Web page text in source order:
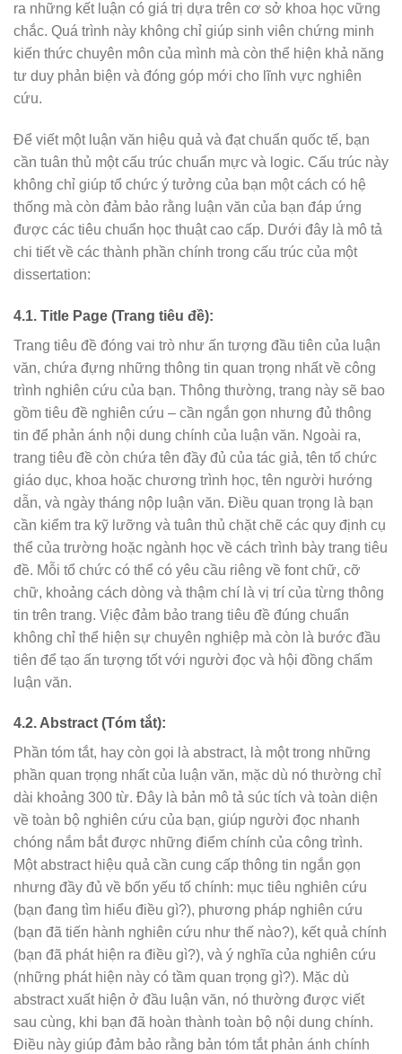
ra những kết luận có giá trị dựa trên cơ sở khoa học vững
chắc. Quá trình này không chỉ giúp sinh viên chứng minh
kiến thức chuyên môn của mình mà còn thể hiện khả năng
tư duy phản biện và đóng góp mới cho lĩnh vực nghiên
cứu.
Để viết một luận văn hiệu quả và đạt chuẩn quốc tế, bạn
cần tuân thủ một cấu trúc chuẩn mực và logic. Cấu trúc này
không chỉ giúp tổ chức ý tưởng của bạn một cách có hệ
thống mà còn đảm bảo rằng luận văn của bạn đáp ứng
được các tiêu chuẩn học thuật cao cấp. Dưới đây là mô tả
chi tiết về các thành phần chính trong cấu trúc của một
dissertation:
4.1. Title Page (Trang tiêu đề):
Trang tiêu đề đóng vai trò như ấn tượng đầu tiên của luận
văn, chứa đựng những thông tin quan trọng nhất về công
trình nghiên cứu của bạn. Thông thường, trang này sẽ bao
gồm tiêu đề nghiên cứu – cần ngắn gọn nhưng đủ thông
tin để phản ánh nội dung chính của luận văn. Ngoài ra,
trang tiêu đề còn chứa tên đầy đủ của tác giả, tên tổ chức
giáo dục, khoa hoặc chương trình học, tên người hướng
dẫn, và ngày tháng nộp luận văn. Điều quan trọng là bạn
cần kiểm tra kỹ lưỡng và tuân thủ chặt chẽ các quy định cụ
thể của trường hoặc ngành học về cách trình bày trang tiêu
đề. Mỗi tổ chức có thể có yêu cầu riêng về font chữ, cỡ
chữ, khoảng cách dòng và thậm chí là vị trí của từng thông
tin trên trang. Việc đảm bảo trang tiêu đề đúng chuẩn
không chỉ thể hiện sự chuyên nghiệp mà còn là bước đầu
tiên để tạo ấn tượng tốt với người đọc và hội đồng chấm
luận văn.
4.2. Abstract (Tóm tắt):
Phần tóm tắt, hay còn gọi là abstract, là một trong những
phần quan trọng nhất của luận văn, mặc dù nó thường chỉ
dài khoảng 300 từ. Đây là bản mô tả súc tích và toàn diện
về toàn bộ nghiên cứu của bạn, giúp người đọc nhanh
chóng nắm bắt được những điểm chính của công trình.
Một abstract hiệu quả cần cung cấp thông tin ngắn gọn
nhưng đầy đủ về bốn yếu tố chính: mục tiêu nghiên cứu
(bạn đang tìm hiểu điều gì?), phương pháp nghiên cứu
(bạn đã tiến hành nghiên cứu như thế nào?), kết quả chính
(bạn đã phát hiện ra điều gì?), và ý nghĩa của nghiên cứu
(những phát hiện này có tầm quan trọng gì?). Mặc dù
abstract xuất hiện ở đầu luận văn, nó thường được viết
sau cùng, khi bạn đã hoàn thành toàn bộ nội dung chính.
Điều này giúp đảm bảo rằng bản tóm tắt phản ánh chính